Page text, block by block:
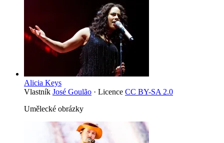
Alicia Keys
Vlastník José Goulão · Licence CC BY-SA 2.0
Umělecké obrázky